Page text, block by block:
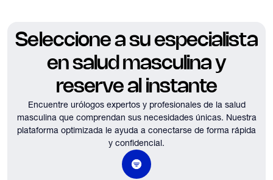
Seleccione a su especialista
en salud masculina y
reserve al instante
Encuentre urólogos expertos y profesionales de la salud
masculina que comprendan sus necesidades únicas. Nuestra
plataforma optimizada le ayuda a conectarse de forma rápida
y confidencial.